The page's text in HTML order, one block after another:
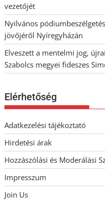
vezetőjét
Nyilvános
jövőjéről Nyíregyházán
Elveszett a mentelmi jog,
Szabolcs megyei fideszes
Elérhetőség
Adatkezelési tájékoztató
Hirdetési árak
Hozzászólási és Moderálási
Impresszum
Join Us